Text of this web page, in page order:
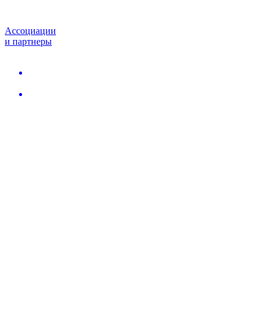
Ассоциации
и партнеры